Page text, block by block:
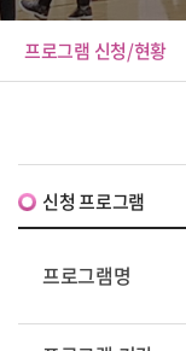
프로그램 신청/현황
신청 프로그램
프로그램명